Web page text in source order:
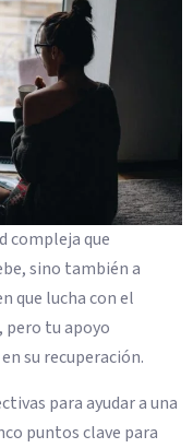
compleja que
sino también a
que lucha con el
pero tu apoyo
su recuperación.
para ayudar a una
puntos clave para